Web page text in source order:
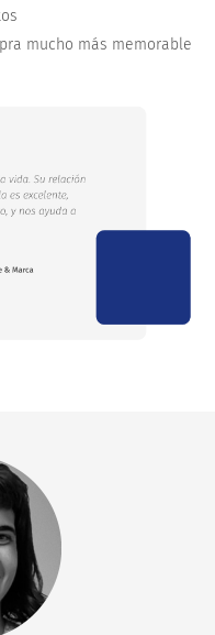
mucho más memorable